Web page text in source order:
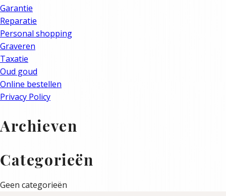
Garantie
Reparatie
Personal shopping
Graveren
Taxatie
Oud goud
Online bestellen
Privacy Policy
Archieven
Categorieën
Geen categorieën